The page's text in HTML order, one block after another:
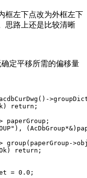
框左下点改为外框左下
思路上还是比较清晰
定平移所需的偏移量
return ;
paperGroup;
),
group (paperGroup-
return ;
= 0.0 ;